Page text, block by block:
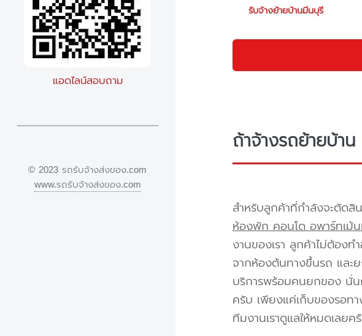
รับจ้างย้ายบ้านมีนบุรี
ถ้าจ้างรถย้ายบ้า
สำหรับลูกค้าที่กำลังจะตัดสิ
ห้องพัก คอนโด อพาร์ทเม้
งานของเรา ลูกค้าไม่ต้องท
จากห้องต้นทางขึ้นรถ และ
บริการพร้อมคนยกของ นั่น
ครับ เพียงแค่เก็บของรอทา
ทีมงานเราดูแลให้หมดเลยค
แอดไลน์สอบถาม
© 2023 รถรับจ้างส่งของ.com
www.รถรับจ้างส่งของ.com